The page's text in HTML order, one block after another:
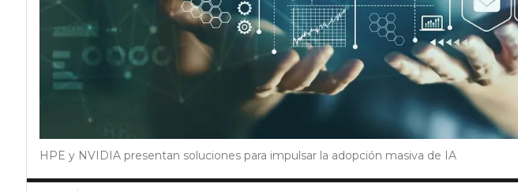
HPE y NVIDIA presentan soluciones para impulsar la adopción masiva de IA